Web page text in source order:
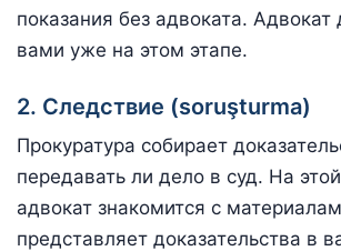
показания без адвоката.
вами уже на этом этапе.
2. Следствие (soruşturma)
Прокуратура собирает
передавать ли дело в суд. На
адвокат знакомится с
представляет доказательства в